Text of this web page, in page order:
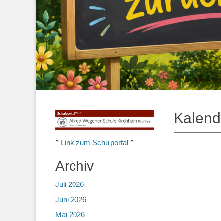
^ Link zum Schulportal ^
Archiv
Juli 2026
Juni 2026
Mai 2026